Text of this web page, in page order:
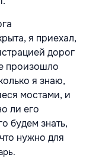
я приехал,
дорог
произошло
я знаю,
мостами, и
ли его
будем знать,
нужно для